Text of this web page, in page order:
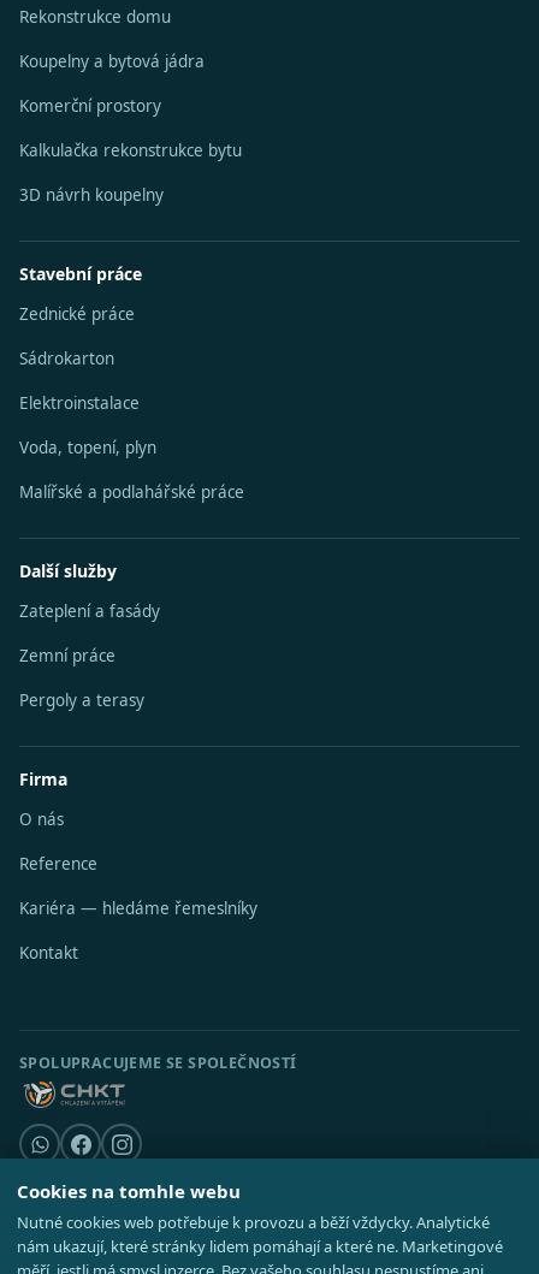
Rekonstrukce domu
Koupelny a bytová jádra
Komerční prostory
Kalkulačka rekonstrukce bytu
3D návrh koupelny
Stavební práce
Zednické práce
Sádrokarton
Elektroinstalace
Voda, topení, plyn
Malířské a podlahářské práce
Další služby
Zateplení a fasády
Zemní práce
Pergoly a terasy
Firma
O nás
Reference
Kariéra — hledáme řemeslníky
Kontakt
SPOLUPRACUJEME SE SPOLEČNOSTÍ
© 2026 Stavební středisko s.r.o. · IČO 08521514 ·Poradna·Kde působíme
·Realizace
GDPR ·Cookies·Nastavení cookies·Mapa webu
Cookies na tomhle webu
Nutné cookies web potřebuje k provozu a běží vždycky. Analytické
nám ukazují, které stránky lidem pomáhají a které ne. Marketingové